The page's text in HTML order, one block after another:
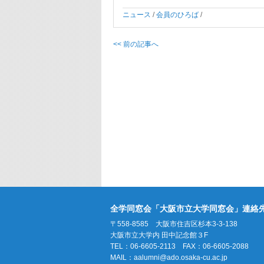
ニュース /会員のひろば /
<< 前の記事へ
全学同窓会「大阪市立大学同窓会」連絡
〒558-8585 大阪市住吉区杉本3-3-138
大阪市立大学内 田中記念館３F
TEL：06-6605-2113 FAX：06-6605-2088
MAIL： aalumni@ado.osaka-cu.ac.jp